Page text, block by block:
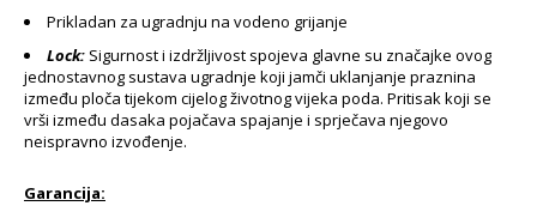
Prikladan za ugradnju na vodeno grijanje
Lock: Sigurnost i izdržljivost spojeva glavne su značajke ovog
jednostavnog sustava ugradnje koji jamči uklanjanje praznina
između ploča tijekom cijelog životnog vijeka poda. Pritisak koji se
vrši između dasaka pojačava spajanje i sprječava njegovo
neispravno izvođenje.
Garancija: